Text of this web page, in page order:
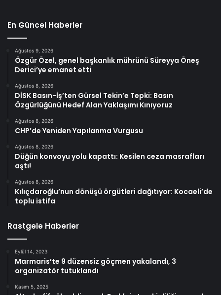
En Güncel Haberler
Ağustos 9, 2026
Özgür Özel, genel başkanlık mührünü Süreyya Öneş
Derici’ye emanet etti
Ağustos 8, 2026
DİSK Basın-İş’ten Gürsel Tekin’e Tepki: Basın
Özgürlüğünü Hedef Alan Yaklaşımı Kınıyoruz
Ağustos 8, 2026
CHP’de Yeniden Yapılanma Vurgusu
Ağustos 8, 2026
Düğün konvoyu yolu kapattı: Kesilen ceza masrafları
aştı!
Ağustos 8, 2026
Kılıçdaroğlu’nun dönüşü örgütleri dağıtıyor: Kocaeli’de
toplu istifa
Rastgele Haberler
Eylül 14, 2023
Marmaris’te 9 düzensiz göçmen yakalandı, 3
organizatör tutuklandı
Kasım 5, 2025